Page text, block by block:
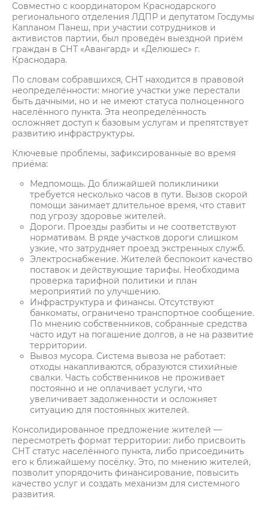
Совместно с координатором Краснодарского
регионального отделения ЛДПР и депутатом Госдумы
Капланом Панеш, при участии сотрудников и
активистов партии, был проведён выездной приём
граждан в СНТ «Авангард» и «Делюшес» г.
Краснодара.
По словам собравшихся, СНТ находится в правовой
неопределённости: многие участки уже перестали
быть дачными, но и не имеют статуса полноценного
населённого пункта. Эта неопределённость
осложняет доступ к базовым услугам и препятствует
развитию инфраструктуры.
Ключевые проблемы, зафиксированные во время
приёма:
Медпомощь. До ближайшей поликлиники
требуется несколько часов в пути. Вызов скорой
помощи занимает длительное время, что ставит
под угрозу здоровье жителей.
Дороги. Проезды разбиты и не соответствуют
нормативам. В ряде участков дороги слишком
узкие, что затрудняет проезд экстренных служб.
Электроснабжение. Жителей беспокоит качество
поставок и действующие тарифы. Необходима
проверка тарифной политики и план
мероприятий по улучшению.
Инфраструктура и финансы. Отсутствуют
банкоматы, ограничено транспортное сообщение.
По мнению собственников, собранные средства
часто идут на погашение долгов, а не на развитие
территории.
Вывоз мусора. Система вывозa не работает:
отходы накапливаются, образуются стихийные
свалки. Часть собственников не проживает
постоянно и не оплачивает услуги, что
увеличивает задолженности и осложняет
ситуацию для постоянных жителей.
Консолидированное предложение жителей —
пересмотреть формат территории: либо присвоить
СНТ статус населённого пункта, либо присоединить
его к ближайшему посёлку. Это, по мнению жителей,
позволит упорядочить финансирование, повысить
качество услуг и создать механизм для системного
развития.